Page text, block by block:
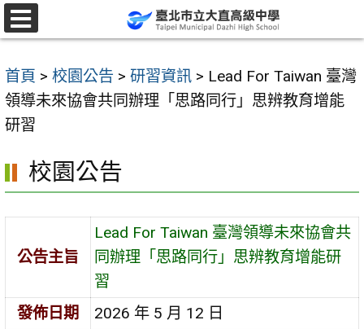
跳
至
要
內
容
首頁 > 校園公告 > 研習資訊 > Lead For Taiwan 臺灣
領導未來協會共同辦理「思路同行」思辨教育增能
研習
校園公告
公告主旨
Lead For Taiwan 臺灣領導未來協會共
同辦理「思路同行」思辨教育增能研
習
發佈日期
2026 年 5 月 12 日
選
單